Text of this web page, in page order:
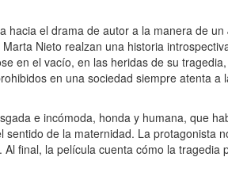
hacia el drama de autor a la manera de un
Nieto realzan una historia
en el vacío, en las heridas de su tragedia,
en una sociedad siempre atenta a
e incómoda, honda y humana, que
sentido de la maternidad. La protagonista
final, la película cuenta cómo la tragedia